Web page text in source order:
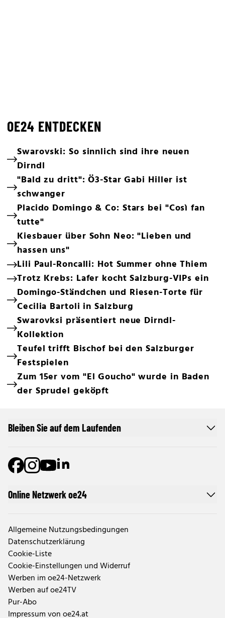
OE24 ENTDECKEN
Swarovski: So sinnlich sind ihre neuen
Dirndl
"Bald zu dritt": Ö3-Star Gabi Hiller ist
schwanger
Placido Domingo & Co: Stars bei "Così fan
tutte"
Kiesbauer über Sohn Neo: "Lieben und
hassen uns"
Lili Paul-Roncalli: Hot Summer ohne Thiem
Trotz Krebs: Lafer kocht Salzburg-VIPs ein
Domingo-Ständchen und Riesen-Torte für
Cecilia Bartoli in Salzburg
Swarovksi präsentiert neue Dirndl-
Kollektion
Teufel trifft Bischof bei den Salzburger
Festspielen
Zum 15er vom "El Goucho" wurde in Baden
der Sprudel geköpft
Online Netzwerk oe24
Allgemeine Nutzungsbedingungen
Datenschutzerklärung
Cookie-Liste
Cookie-Einstellungen und Widerruf
Werben im oe24-Netzwerk
Werben auf oe24TV
Pur-Abo
Impressum von oe24.at
Bleiben Sie auf dem Laufenden